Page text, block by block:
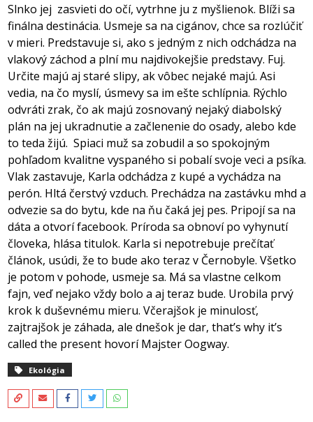
Slnko jej zasvieti do očí, vytrhne ju z myšlienok. Blíži sa
finálna destinácia. Usmeje sa na cigánov, chce sa rozlúčiť
v mieri. Predstavuje si, ako s jedným z nich odchádza na
vlakový záchod a plní mu najdivokejšie predstavy. Fuj.
Určite majú aj staré slipy, ak vôbec nejaké majú. Asi
vedia, na čo myslí, úsmevy sa im ešte schlípnia. Rýchlo
odvráti zrak, čo ak majú zosnovaný nejaký diabolský
plán na jej ukradnutie a začlenenie do osady, alebo kde
to teda žijú. Spiaci muž sa zobudil a so spokojným
pohľadom kvalitne vyspaného si pobalí svoje veci a psíka.
Vlak zastavuje, Karla odchádza z kupé a vychádza na
perón. Hltá čerstvý vzduch. Prechádza na zastávku mhd a
odvezie sa do bytu, kde na ňu čaká jej pes. Pripojí sa na
dáta a otvorí facebook. Príroda sa obnoví po vyhynutí
človeka, hlása titulok. Karla si nepotrebuje prečítať
článok, usúdi, že to bude ako teraz v Černobyle. Všetko
je potom v pohode, usmeje sa. Má sa vlastne celkom
fajn, veď nejako vždy bolo a aj teraz bude. Urobila prvý
krok k duševnému mieru. Včerajšok je minulosť,
zajtrajšok je záhada, ale dnešok je dar, that’s why it’s
called the present hovorí Majster Oogway.
Ekológia